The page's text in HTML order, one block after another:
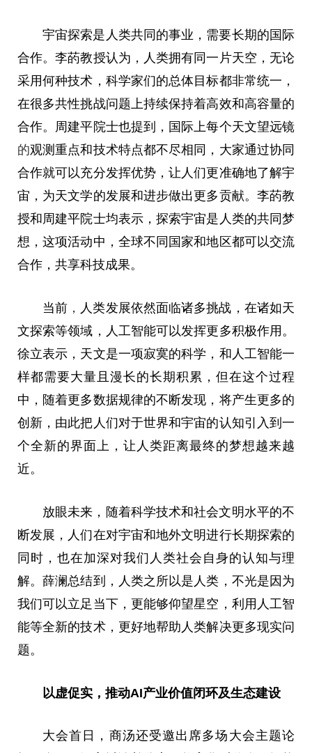
宇宙探索是人类共同的事业，需要长期的国际
合作。李菂教授认为，人类拥有同一片天空，无论
采用何种技术，科学家们的总体目标都非常统一，
在很多共性挑战问题上持续保持着高效和高容量的
合作。周建平院士也提到，国际上每个天文望远镜
的观测重点和技术特点都不尽相同，大家通过协同
合作就可以充分发挥优势，让人们更准确地了解宇
宙，为天文学的发展和进步做出更多贡献。李菂教
授和周建平院士均表示，探索宇宙是人类的共同梦
想，这项活动中，全球不同国家和地区都可以交流
合作，共享科技成果。
当前 ， 人类发展依然面临诸多挑战，在诸如天
文探索等领域，人工智能可以发挥更多积极作用。
徐立表示，天文是一项寂寞的科学，和人工智能一
样都需要大量且漫长的长期积累，但在这个过程
中，随着更多数据规律的不断发现，将产生更多的
创新，由此把人们对于世界和宇宙的认知引入到一
个全新的界面上，让人类距离最终的梦想越来越
近。
放眼未来，随着科学技术和社会文明水平的不
断发展，人们在对宇宙和地外文明进行长期探索的
同时，也在加深对我们人类社会自身的认知与理
解。薛澜总结到，人类之所以是人类，不光是因为
我们可以立足当下，更能够仰望星空，利用人工智
能等全新的技术，更好地帮助人类解决更多现实问
题。
以虚促实， 推动AI产业价值闭环及生态建设
大会首日，商汤还受邀出席多场大会主题论